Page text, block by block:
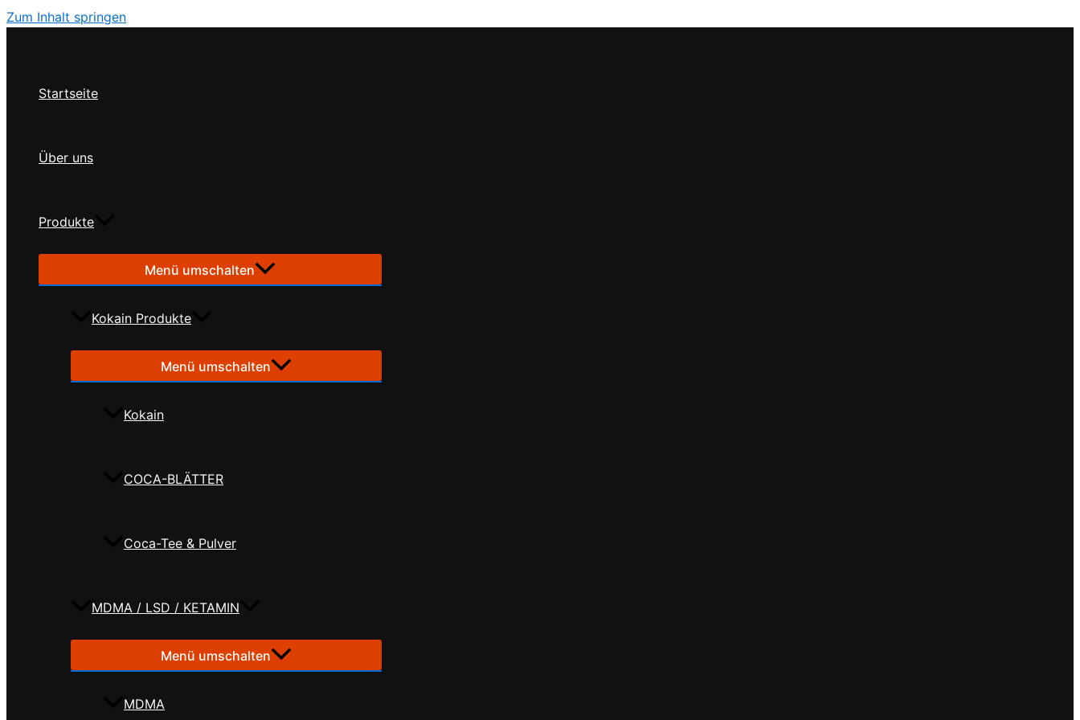
Zum Inhalt springen
Startseite
Über uns
Produkte
Menü umschalten
Kokain Produkte
Menü umschalten
Kokain
COCA-BLÄTTER
Coca-Tee & Pulver
MDMA / LSD / KETAMIN
Menü umschalten
MDMA